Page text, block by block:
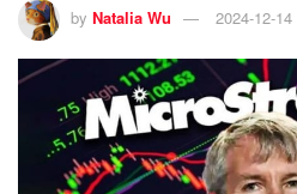
by Natalia Wu 2024-12-14